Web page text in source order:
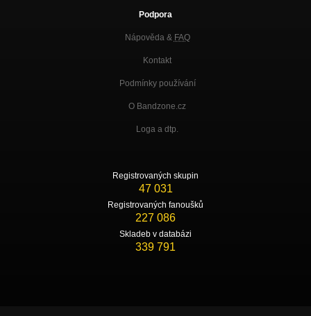
Podpora
Nápověda & FAQ
Kontakt
Podmínky používání
O Bandzone.cz
Loga a dtp.
Registrovaných skupin
47 031
Registrovaných fanoušků
227 086
Skladeb v databázi
339 791